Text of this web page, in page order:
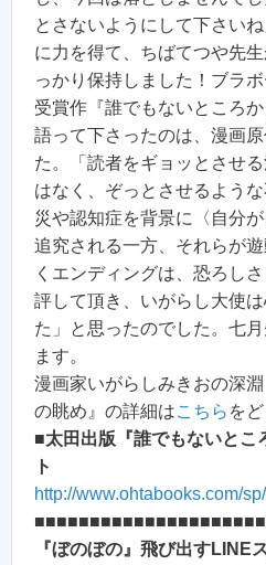
とさないようにして下さい
に力を得て、ちばてつや先
っかり保持しました！ブラボ
受賞作『誰でもないところ
語って下さったのは、漫画
た。「読者をギョッとさせ
はなく、ぞっとさせるよう
災や認知症を背景に〈自分
追究される一方、それらが
くエンディングは、恐ろし
評して頂き、いがらし大使
た」と思ったのでした。七
ます。
漫画家いがらしみきおの深
の眺め』の詳細はこちら をど
■太田出版『誰でもないとこ
ト
http://www.ohtabooks.com/
『ぼのぼの』飛び出すLINE